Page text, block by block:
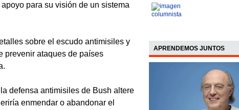
para su visión de un sistema
sobre el escudo antimisiles y
prevenir ataques de países
defensa antimisiles de Bush altere
enmendar o abandonar el
APRENDEMOS JUNTOS